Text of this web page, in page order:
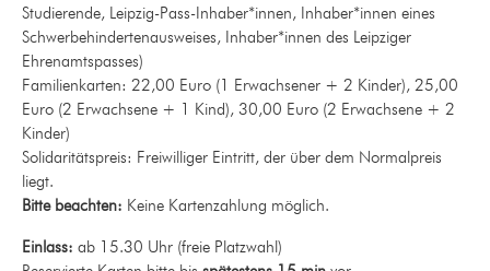
Studierende, Leipzig-Pass-Inhaber*innen, Inhaber*innen eines
Schwerbehindertenausweises, Inhaber*innen des Leipziger
Ehrenamtspasses)
Familienkarten: 22,00 Euro (1 Erwachsener + 2 Kinder), 25,00
Euro (2 Erwachsene + 1 Kind), 30,00 Euro (2 Erwachsene + 2
Kinder)
Solidaritätspreis: Freiwilliger Eintritt, der über dem Normalpreis
liegt.
Bitte beachten: Keine Kartenzahlung möglich.
Einlass: ab 15.30 Uhr (freie Platzwahl)